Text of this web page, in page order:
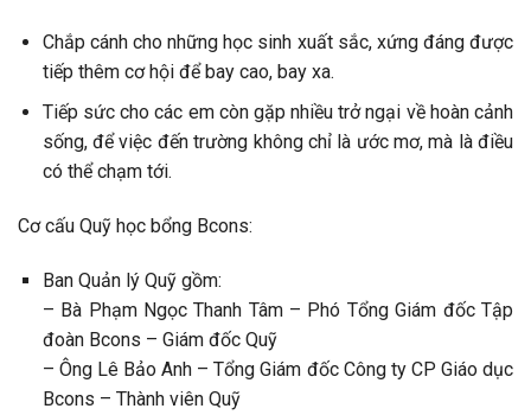
Chắp cánh cho những học sinh xuất sắc, xứng đáng được
tiếp thêm cơ hội để bay cao, bay xa.
Tiếp sức cho các em còn gặp nhiều trở ngại về hoàn cảnh
sống, để việc đến trường không chỉ là ước mơ, mà là điều
có thể chạm tới.
Cơ cấu Quỹ học bổng Bcons:
Ban Quản lý Quỹ gồm:
– Bà Phạm Ngọc Thanh Tâm – Phó Tổng Giám đốc Tập
đoàn Bcons – Giám đốc Quỹ
– Ông Lê Bảo Anh – Tổng Giám đốc Công ty CP Giáo dục
Bcons – Thành viên Quỹ